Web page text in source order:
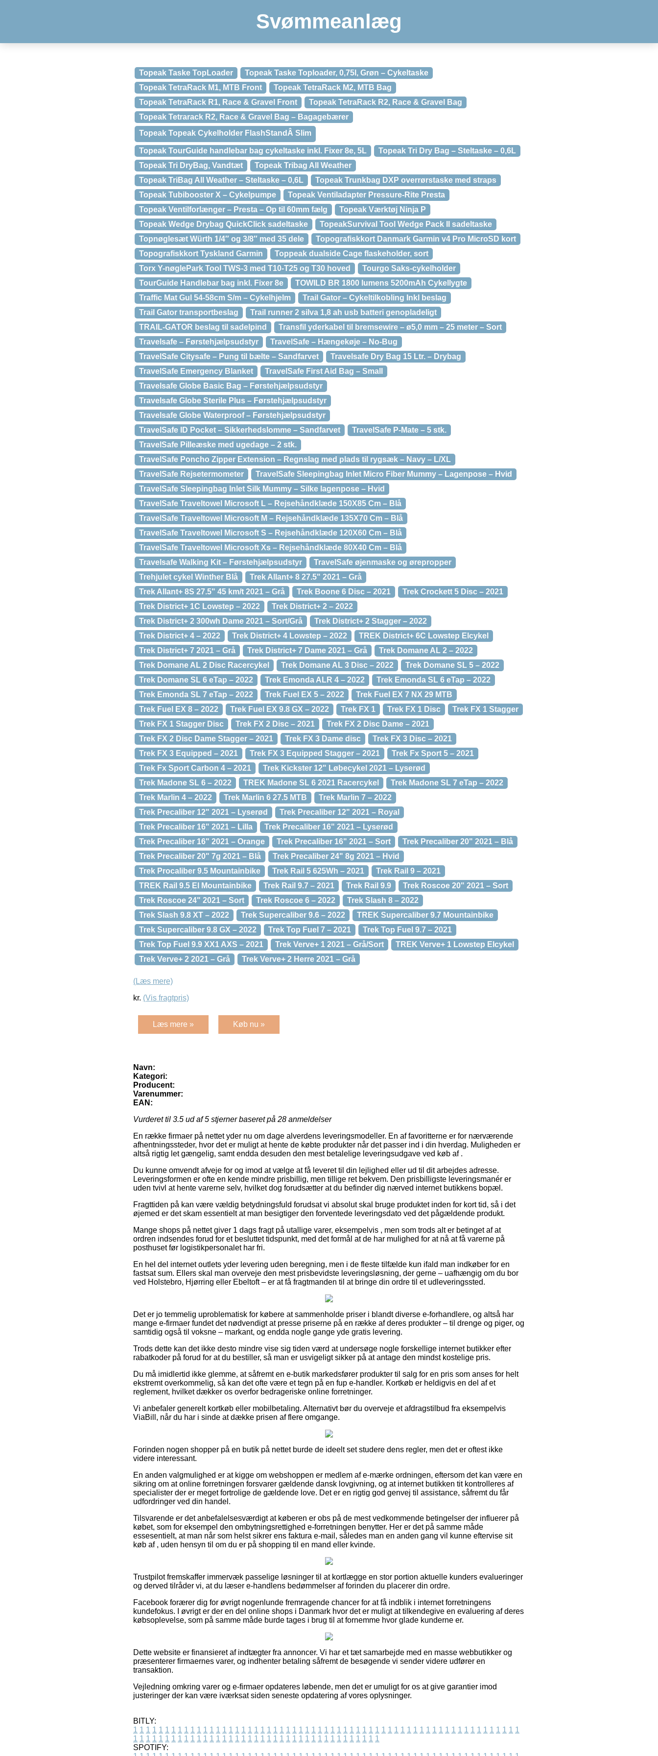
Svømmeanlæg
Topeak Taske TopLoader
Topeak Taske Toploader, 0,75l, Grøn – Cykeltaske
Topeak TetraRack M1, MTB Front
Topeak TetraRack M2, MTB Bag
Topeak TetraRack R1, Race & Gravel Front
Topeak TetraRack R2, Race & Gravel Bag
Topeak Tetrarack R2, Race & Gravel Bag – Bagagebærer
Topeak Topeak Cykelholder FlashStandÂ Slim
Topeak TourGuide handlebar bag cykeltaske inkl. Fixer 8e, 5L
Topeak Tri Dry Bag – Steltaske – 0,6L
Topeak Tri DryBag, Vandtæt
Topeak Tribag All Weather
Topeak TriBag All Weather – Steltaske – 0,6L
Topeak Trunkbag DXP overrørstaske med straps
Topeak Tubibooster X – Cykelpumpe
Topeak Ventiladapter Pressure-Rite Presta
Topeak Ventilforlænger – Presta – Op til 60mm fælg
Topeak Værktøj Ninja P
Topeak Wedge Drybag QuickClick sadeltaske
TopeakSurvival Tool Wedge Pack II sadeltaske
Topnøglesæt Würth 1/4″ og 3/8″ med 35 dele
Topografiskkort Danmark Garmin v4 Pro MicroSD kort
Topografiskkort Tyskland Garmin
Toppeak dualside Cage flaskeholder, sort
Torx Y-nøglePark Tool TWS-3 med T10-T25 og T30 hoved
Tourgo Saks-cykelholder
TourGuide Handlebar bag inkl. Fixer 8e
TOWILD BR 1800 lumens 5200mAh Cykellygte
Traffic Mat Gul 54-58cm S/m – Cykelhjelm
Trail Gator – Cykeltilkobling Inkl beslag
Trail Gator transportbeslag
Trail runner 2 silva 1,8 ah usb batteri genopladeligt
TRAIL-GATOR beslag til sadelpind
Transfil yderkabel til bremsewire – ø5,0 mm – 25 meter – Sort
Travelsafe – Førstehjælpsudstyr
TravelSafe – Hængekøje – No-Bug
TravelSafe Citysafe – Pung til bælte – Sandfarvet
Travelsafe Dry Bag 15 Ltr. – Drybag
TravelSafe Emergency Blanket
TravelSafe First Aid Bag – Small
Travelsafe Globe Basic Bag – Førstehjælpsudstyr
Travelsafe Globe Sterile Plus – Førstehjælpsudstyr
Travelsafe Globe Waterproof – Førstehjælpsudstyr
TravelSafe ID Pocket – Sikkerhedslomme – Sandfarvet
TravelSafe P-Mate – 5 stk.
TravelSafe Pilleæske med ugedage – 2 stk.
TravelSafe Poncho Zipper Extension – Regnslag med plads til rygsæk – Navy – L/XL
TravelSafe Rejsetermometer
TravelSafe Sleepingbag Inlet Micro Fiber Mummy – Lagenpose – Hvid
TravelSafe Sleepingbag Inlet Silk Mummy – Silke lagenpose – Hvid
TravelSafe Traveltowel Microsoft L – Rejsehåndklæde 150X85 Cm – Blå
TravelSafe Traveltowel Microsoft M – Rejsehåndklæde 135X70 Cm – Blå
TravelSafe Traveltowel Microsoft S – Rejsehåndklæde 120X60 Cm – Blå
TravelSafe Traveltowel Microsoft Xs – Rejsehåndklæde 80X40 Cm – Blå
Travelsafe Walking Kit – Førstehjælpsudstyr
TravelSafe øjenmaske og ørepropper
Trehjulet cykel Winther Blå
Trek Allant+ 8 27.5" 2021 – Grå
Trek Allant+ 8S 27.5" 45 km/t 2021 – Grå
Trek Boone 6 Disc – 2021
Trek Crockett 5 Disc – 2021
Trek District+ 1C Lowstep – 2022
Trek District+ 2 – 2022
Trek District+ 2 300wh Dame 2021 – Sort/Grå
Trek District+ 2 Stagger – 2022
Trek District+ 4 – 2022
Trek District+ 4 Lowstep – 2022
TREK District+ 6C Lowstep Elcykel
Trek District+ 7 2021 – Grå
Trek District+ 7 Dame 2021 – Grå
Trek Domane AL 2 – 2022
Trek Domane AL 2 Disc Racercykel
Trek Domane AL 3 Disc – 2022
Trek Domane SL 5 – 2022
Trek Domane SL 6 eTap – 2022
Trek Emonda ALR 4 – 2022
Trek Emonda SL 6 eTap – 2022
Trek Emonda SL 7 eTap – 2022
Trek Fuel EX 5 – 2022
Trek Fuel EX 7 NX 29 MTB
Trek Fuel EX 8 – 2022
Trek Fuel EX 9.8 GX – 2022 Trek FX 1 Trek FX 1 Disc
Trek FX 1 Stagger
Trek FX 1 Stagger Disc
Trek FX 2 Disc – 2021
Trek FX 2 Disc Dame – 2021
Trek FX 2 Disc Dame Stagger – 2021
Trek FX 3 Dame disc
Trek FX 3 Disc – 2021
Trek FX 3 Equipped – 2021
Trek FX 3 Equipped Stagger – 2021
Trek Fx Sport 5 – 2021
Trek Fx Sport Carbon 4 – 2021
Trek Kickster 12" Løbecykel 2021 – Lyserød
Trek Madone SL 6 – 2022
TREK Madone SL 6 2021 Racercykel
Trek Madone SL 7 eTap – 2022
Trek Marlin 4 – 2022
Trek Marlin 6 27.5 MTB
Trek Marlin 7 – 2022
Trek Precaliber 12" 2021 – Lyserød
Trek Precaliber 12" 2021 – Royal
Trek Precaliber 16" 2021 – Lilla
Trek Precaliber 16" 2021 – Lyserød
Trek Precaliber 16" 2021 – Orange
Trek Precaliber 16" 2021 – Sort
Trek Precaliber 20" 2021 – Blå
Trek Precaliber 20" 7g 2021 – Blå
Trek Precaliber 24" 8g 2021 – Hvid
Trek Procaliber 9.5 Mountainbike
Trek Rail 5 625Wh – 2021
Trek Rail 9 – 2021
TREK Rail 9.5 El Mountainbike
Trek Rail 9.7 – 2021 Trek Rail 9.9
Trek Roscoe 20" 2021 – Sort
Trek Roscoe 24" 2021 – Sort
Trek Roscoe 6 – 2022
Trek Slash 8 – 2022
Trek Slash 9.8 XT – 2022
Trek Supercaliber 9.6 – 2022
TREK Supercaliber 9.7 Mountainbike
Trek Supercaliber 9.8 GX – 2022
Trek Top Fuel 7 – 2021
Trek Top Fuel 9.7 – 2021
Trek Top Fuel 9.9 XX1 AXS – 2021
Trek Verve+ 1 2021 – Grå/Sort
TREK Verve+ 1 Lowstep Elcykel
Trek Verve+ 2 2021 – Grå
Trek Verve+ 2 Herre 2021 – Grå
(Læs mere)
kr. (Vis fragtpris)
Læs mere » Køb nu »
Navn:
Kategori:
Producent:
Varenummer:
EAN:
Vurderet til 3.5 ud af 5 stjerner baseret på 28 anmeldelser
En række firmaer på nettet yder nu om dage alverdens leveringsmodeller. En af favoritterne er for nærværende
afhentningssteder, hvor det er muligt at hente de købte produkter når det passer ind i din hverdag. Muligheden er
altså rigtig let gængelig, samt endda desuden den mest betalelige leveringsudgave ved køb af .
Du kunne omvendt afveje for og imod at vælge at få leveret til din lejlighed eller ud til dit arbejdes adresse.
Leveringsformen er ofte en kende mindre prisbillig, men tillige ret bekvem. Den prisbilligste leveringsmanér er
uden tvivl at hente varerne selv, hvilket dog forudsætter at du befinder dig nærved internet butikkens bopæl.
Fragttiden på kan være vældig betydningsfuld forudsat vi absolut skal bruge produktet inden for kort tid, så i det
øjemed er det skam essentielt at man besigtiger den forventede leveringsdato ved det pågældende produkt.
Mange shops på nettet giver 1 dags fragt på utallige varer, eksempelvis , men som trods alt er betinget af at
ordren indsendes forud for et besluttet tidspunkt, med det formål at de har mulighed for at nå at få varerne på
posthuset før logistikpersonalet har fri.
En hel del internet outlets yder levering uden beregning, men i de fleste tilfælde kun ifald man indkøber for en
fastsat sum. Ellers skal man overveje den mest prisbevidste leveringsløsning, der gerne – uafhængig om du bor
ved Holstebro, Hjørring eller Ebeltoft – er at få fragtmanden til at bringe din ordre til et udleveringssted.
Det er jo temmelig uproblematisk for købere at sammenholde priser i blandt diverse e-forhandlere, og altså har
mange e-firmaer fundet det nødvendigt at presse priserne på en række af deres produkter – til drenge og piger, og
samtidig også til voksne – markant, og endda nogle gange yde gratis levering.
Trods dette kan det ikke desto mindre vise sig tiden værd at undersøge nogle forskellige internet butikker efter
rabatkoder på forud for at du bestiller, så man er usvigeligt sikker på at antage den mindst kostelige pris.
Du må imidlertid ikke glemme, at såfremt en e-butik markedsfører produkter til salg for en pris som anses for helt
ekstremt overkommelig, så kan det ofte være et tegn på en fup e-handler. Kortkøb er heldigvis en del af et
reglement, hvilket dækker os overfor bedrageriske online forretninger.
Vi anbefaler generelt kortkøb eller mobilbetaling. Alternativt bør du overveje et afdragstilbud fra eksempelvis
ViaBill, når du har i sinde at dække prisen af flere omgange.
Forinden nogen shopper på en butik på nettet burde de ideelt set studere dens regler, men det er oftest ikke
videre interessant.
En anden valgmulighed er at kigge om webshoppen er medlem af e-mærke ordningen, eftersom det kan være en
sikring om at online forretningen forsvarer gældende dansk lovgivning, og at internet butikken tit kontrolleres af
specialister der er meget fortrolige de gældende love. Det er en rigtig god genvej til assistance, såfremt du får
udfordringer ved din handel.
Tilsvarende er det anbefalelsesværdigt at køberen er obs på de mest vedkommende betingelser der influerer på
købet, som for eksempel den ombytningsrettighed e-forretningen benytter. Her er det på samme måde
essesentielt, at man når som helst sikrer ens faktura e-mail, således man en anden gang vil kunne eftervise sit
køb af , uden hensyn til om du er på shopping til en mand eller kvinde.
Trustpilot fremskaffer immervæk passelige løsninger til at kortlægge en stor portion aktuelle kunders evalueringer
og derved tilråder vi, at du læser e-handlens bedømmelser af forinden du placerer din ordre.
Facebook forærer dig for øvrigt nogenlunde fremragende chancer for at få indblik i internet forretningens
kundefokus. I øvrigt er der en del online shops i Danmark hvor det er muligt at tilkendegive en evaluering af deres
købsoplevelse, som på samme måde burde tages i brug til at fornemme hvor glade kunderne er.
Dette website er finansieret af indtægter fra annoncer. Vi har et tæt samarbejde med en masse webbutikker og
præsenterer firmaernes varer, og indhenter betaling såfremt de besøgende vi sender videre udfører en
transaktion.
Vejledning omkring varer og e-firmaer opdateres løbende, men det er umuligt for os at give garantier imod
justeringer der kan være iværksat siden seneste opdatering af vores oplysninger.
BITLY:
1 1 1 1 1 1 1 1 1 1 1 1 1 1 1 1 1 1 1 1 1 1 1 1 1 1 1 1 1 1 1 1 1 1 1 1 1 1 1 1 1 1 1 1 1 1 1 1 1 1 1 1 1 1 1 1 1 1 1 1 1
1 1 1 1 1 1 1 1 1 1 1 1 1 1 1 1 1 1 1 1 1 1 1 1 1 1 1 1 1 1 1 1 1 1 1 1 1 1 1
SPOTIFY: